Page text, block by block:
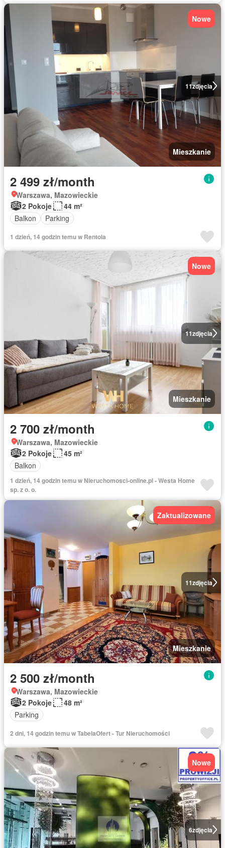
11zdjęcia
Nowe
Mieszkanie
2 499 zł/month
Warszawa, Mazowieckie
2 Pokoje
44 m²
Balkon
Parking
1 dzień, 14 godzin temu w Rentola
11zdjęcia
Nowe
Mieszkanie
2 700 zł/month
Warszawa, Mazowieckie
2 Pokoje
45 m²
Balkon
1 dzień, 14 godzin temu w Nieruchomosci-online.pl - Westa Home
sp. z o. o.
11zdjęcia
Zaktualizowane
Mieszkanie
2 500 zł/month
Warszawa, Mazowieckie
2 Pokoje
48 m²
Parking
2 dni, 14 godzin temu w TabelaOfert - Tur Nieruchomości
6zdjęcia
Nowe